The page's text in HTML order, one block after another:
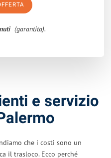
(garantita).
e servizio
che i costi sono un
il trasloco. Ecco perché